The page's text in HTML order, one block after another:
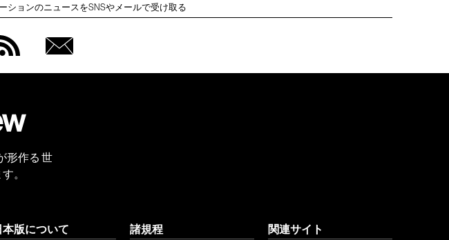
ションのニュースをSNSやメールで受け取る
会員
形作る 世
。
本版について 諸規程 関連サイト